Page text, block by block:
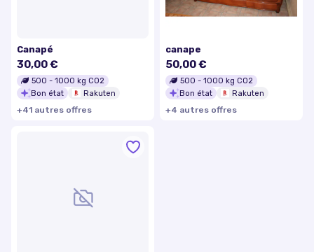
Canapé
30,00 €
500 - 1000 kg CO2
Bon état
Rakuten
+41 autres offres
canape
50,00 €
500 - 1000 kg CO2
Bon état
Rakuten
+4 autres offres